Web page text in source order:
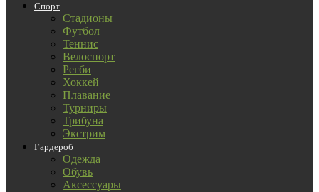
Спорт
Стадионы
Футбол
Теннис
Велоспорт
Регби
Хоккей
Плавание
Турниры
Трибуна
Экстрим
Гардероб
Одежда
Обувь
Аксессуары